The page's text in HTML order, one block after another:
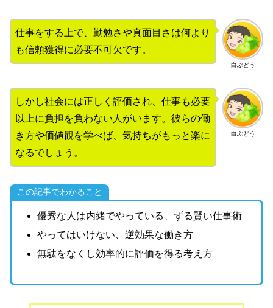
白ぶどう
仕事をする上で、勤勉さや真面目さは何より
も信頼獲得に必要不可欠です。
白ぶどう
しかし社会には正しく評価され、仕事も必要
以上に負担を負わない人がいます。彼らの働
き方や価値観を学べば、気持ちがもっと楽に
なるでしょう。
この記事でわかること
優秀な人は内緒でやっている、ずる賢い仕事術
やってはいけない、逆効果な働き方
無駄をなくし効率的に評価を得る考え方